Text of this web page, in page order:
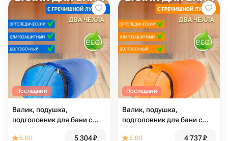
Последний
Валик, подушка,
подголовник для бани с
5.00 5 304₽
Последний
Валик, подушка,
подголовник для бани с
5.00 4 737₽